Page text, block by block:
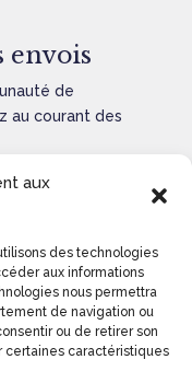
aux
des technologies
aux informations
nous permettra
de navigation ou
ou de retirer son
certaines caractéristiques
envois
de
au courant des
ENVOYER